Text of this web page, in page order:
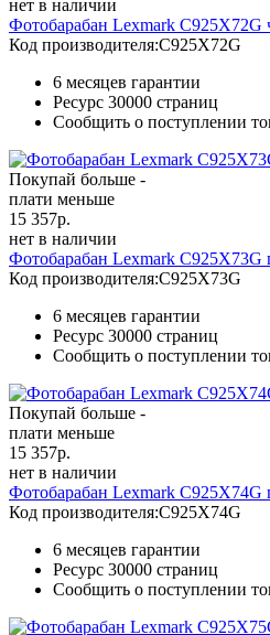
нет в наличии
Фотобарабан Lexmark C925X72G
Код производителя:C925X72G
6 месяцев гарантии
Ресурс 30000 страниц
Сообщить о поступлении
Покупай больше -
плати меньше
15 357р.
нет в наличии
Фотобарабан Lexmark C925X73G
Код производителя:C925X73G
6 месяцев гарантии
Ресурс 30000 страниц
Сообщить о поступлении
Покупай больше -
плати меньше
15 357р.
нет в наличии
Фотобарабан Lexmark C925X74G
Код производителя:C925X74G
6 месяцев гарантии
Ресурс 30000 страниц
Сообщить о поступлении